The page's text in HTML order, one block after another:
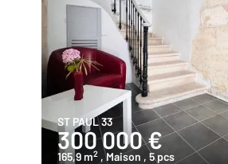
ST PAUL 33
300 000 €
165,9 m2 , Maison , 5 pcs